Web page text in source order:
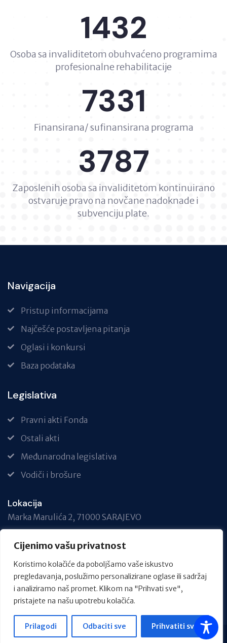
Cijenimo vašu privatnost
Koristimo kolačiće da poboljšamo vaše iskustvo
pregledavanja, poslužimo personalizirane oglase ili sadržaj
i analiziramo naš promet. Klikom na "Prihvati sve",
pristajete na našu upotrebu kolačića.
Prilagodi Odbaciti sve Prihvatiti sve
1432
Osoba sa invaliditetom obuhvaćeno programima
profesionalne rehabilitacije
7331
Finansirana/ sufinansirana programa
3787
Zaposlenih osoba sa invaliditetom kontinuirano
ostvaruje pravo na novčane nadoknade i
subvenciju plate.
Navigacija
Pristup informacijama
Najčešće postavljena pitanja
Oglasi i konkursi
Baza podataka
Legislativa
Pravni akti Fonda
Ostali akti
Međunarodna legislativa
Vodiči i brošure
Lokacija
Marka Marulića 2, 71000 SARAJEVO
+387 33 717 740
Email
info@fond.ba
Sva prava zadržana. Powered by UNIJA Smart IT d.o.o.